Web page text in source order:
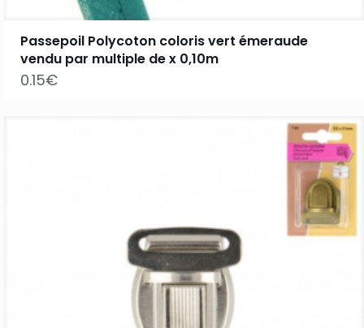
Passepoil Polycoton coloris vert émeraude
vendu par multiple de x 0,10m
0.15€